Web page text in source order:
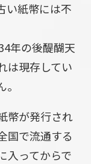
い紙幣には不
年の後醍醐天
は現存してい
幣が発行され
国で流通する
入ってからで